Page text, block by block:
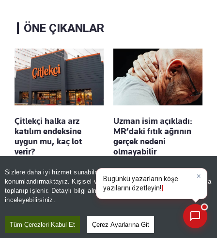
Sizlere daha iyi hizmet sunabilmek adına sitemizde
konumlandırmaktayız. Kişisel verileriniz, KVKK ve GDPR kapsamında
toplanıp işlenir. Detaylı bilgi almak içinAydınlatma Metnimizi
inceleyebilirsiniz.
Tüm Çerezleri Kabul Et Çerez Ayarlarına Git
ÖNE ÇIKANLAR
Çitlekçi halka arz
katılım endeksine
uygun mu, kaç lot
verir?
Uzman isim açıkladı:
MR’daki fıtık ağrının
gerçek nedeni
olmayabilir
Bugü